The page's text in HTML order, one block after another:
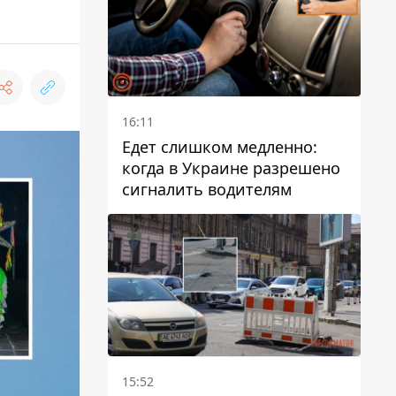
16:11
Едет слишком медленно:
когда в Украине разрешено
сигналить водителям
15:52